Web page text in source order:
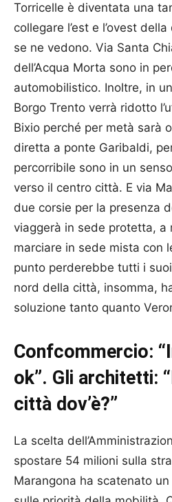
Torricelle è diventata una
collegare l’est e l’ovest
se ne vedono. Via Santa
dell’Acqua Morta sono in
automobilistico. Inoltre, in
Borgo Trento verrà ridotto
Bixio perché per metà sarà
diretta a ponte Garibaldi,
percorribile sono in un
verso il centro città. E via
due corsie per la presenza
viaggerà in sede protetta, a
marciare in sede mista con
punto perderebbe tutti i
nord della città, insomma,
soluzione tanto quanto
Confcommercio:
ok”. Gli architetti:
città dov’è?”
La scelta
spostare 54 milioni sulla
Marangona ha scatenato